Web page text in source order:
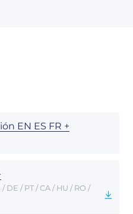
EN ES FR +
/ DE / PT / CA / HU / RO /